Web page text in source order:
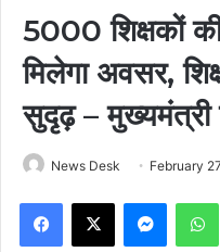
5000 शिक्षकों
मिलेगा अवसर,
सुदृढ़ – मुख्यमंत्री
News Desk February
Facebook
X